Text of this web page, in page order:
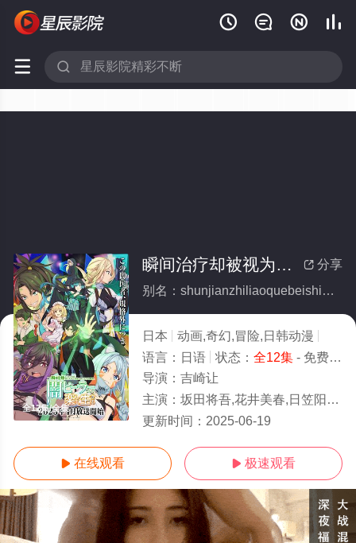
   
 
全12集/全集
 分享
瞬间治疗却被视为无用而被流放的天才治疗师，以暗黑治疗师的身份幸福地生活着(全集)
别名：shunjianzhiliaoquebeishiweiwuyongerbeiliufangdetiancaizhiliaoshiyianheizhiliaoshideshenfenxingfudishenghuozhuo
日本 动画,奇幻,冒险,日韩动漫
语言： 日语 状态： 全12集- 免费在线观看
导演： 吉崎让
主演： 坂田将吾,花井美春,日笠阳子,永濑安奈,阳高真白,菊池纱矢香,中岛由贵,八代拓,水中雅章
更新时间： 2025-06-19
 在线观看  极速观看